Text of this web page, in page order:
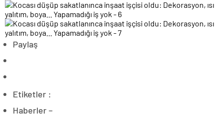
Paylaş
Etiketler :
Haberler –